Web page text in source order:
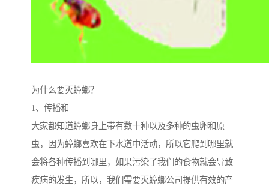
为什么要灭蟑螂？
1、传播和
大家都知道蟑螂身上带有数十种以及多种的虫卵和原
虫，因为蟑螂喜欢在下水道中活动，所以它爬到哪里就
会将各种传播到哪里，如果污染了我们的食物就会导致
疾病的发生，所以，我们需要灭蟑螂公司提供有效的产